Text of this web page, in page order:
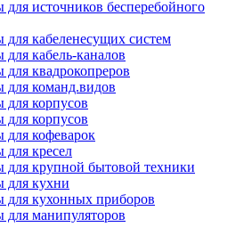
для источников бесперебойного
для кабеленесущих систем
для кабель-каналов
для квадрокопреров
для команд.видов
для корпусов
для корпусов
для кофеварок
для кресел
для крупной бытовой техники
для кухни
для кухонных приборов
для манипуляторов